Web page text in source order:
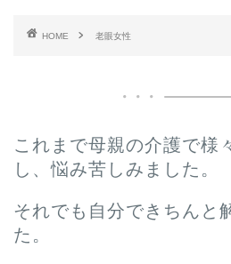
HOME 老眼女性
これまで母親の介護で様
し、悩み苦しみました。
それでも自分できちんと
た。